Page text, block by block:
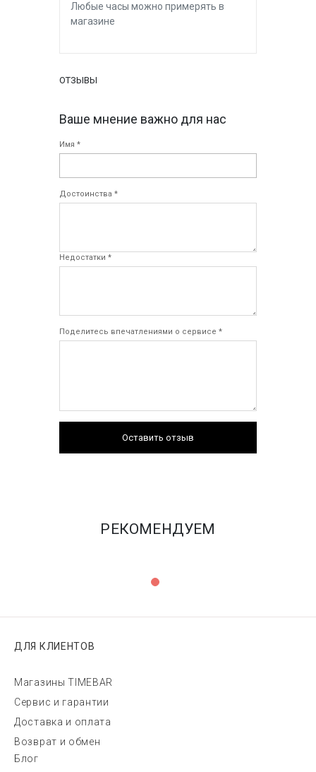
Любые часы можно примерять в
магазине
ОТЗЫВЫ
Ваше мнение важно для нас
Имя *
Достоинства *
Недостатки *
Поделитесь впечатлениями о сервисе *
Оставить отзыв
РЕКОМЕНДУЕМ
ДЛЯ КЛИЕНТОВ
Магазины TIMEBAR
Сервис и гарантии
Доставка и оплата
Возврат и обмен
Блог